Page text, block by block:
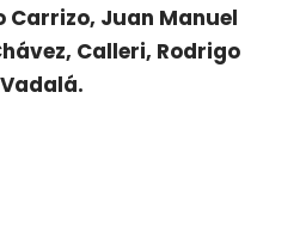
Carrizo, Juan Manuel
Calleri, Rodrigo